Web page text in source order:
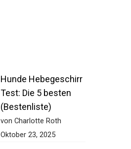
Hunde Hebegeschirr
Test: Die 5 besten
(Bestenliste)
von Charlotte Roth
Oktober 23, 2025